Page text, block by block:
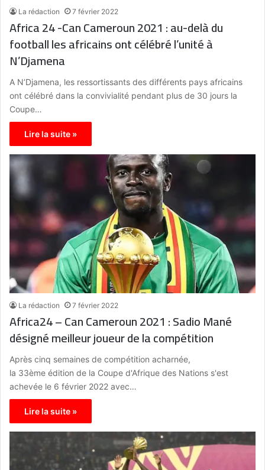
La rédaction 7 février 2022
Africa 24 -Can Cameroun 2021 : au-delà du
football les africains ont célébré l’unité à
N’Djamena
A N’Djamena, les ressortissants des différents pays africains
ont célébré dans la convivialité pendant plus de 30 jours la
Coupe…
Lire la suite »
La rédaction 7 février 2022
Africa24 – Can Cameroun 2021 : Sadio Mané
désigné meilleur joueur de la compétition
Après cinq semaines de compétition acharnée,
la 33ème édition de la Coupe d'Afrique des Nations s'est
achevée le 6 février 2022 avec…
Lire la suite »